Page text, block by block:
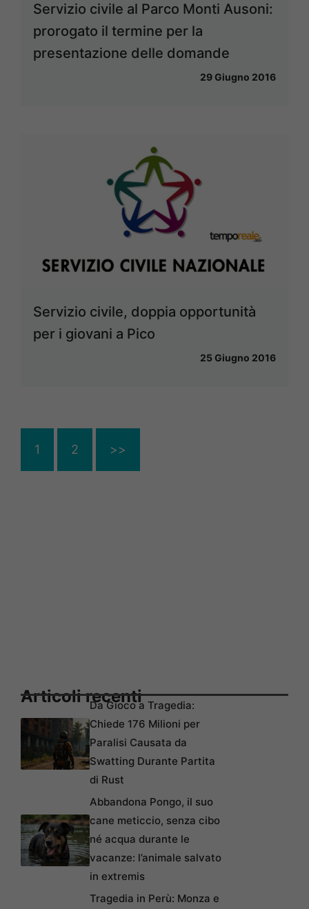
Servizio civile al Parco Monti Ausoni:
prorogato il termine per la
presentazione delle domande
29 Giugno 2016
Servizio civile, doppia opportunità
per i giovani a Pico
25 Giugno 2016
1 2 >>
Articoli recentiDa Gioco a Tragedia:
Chiede 176 Milioni per
Paralisi Causata da
Swatting Durante Partita
di Rust
Abbandona Pongo, il suo
cane meticcio, senza cibo
né acqua durante le
vacanze: l’animale salvato
in extremis
Tragedia in Perù: Monza e